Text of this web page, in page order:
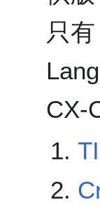
只
CX-